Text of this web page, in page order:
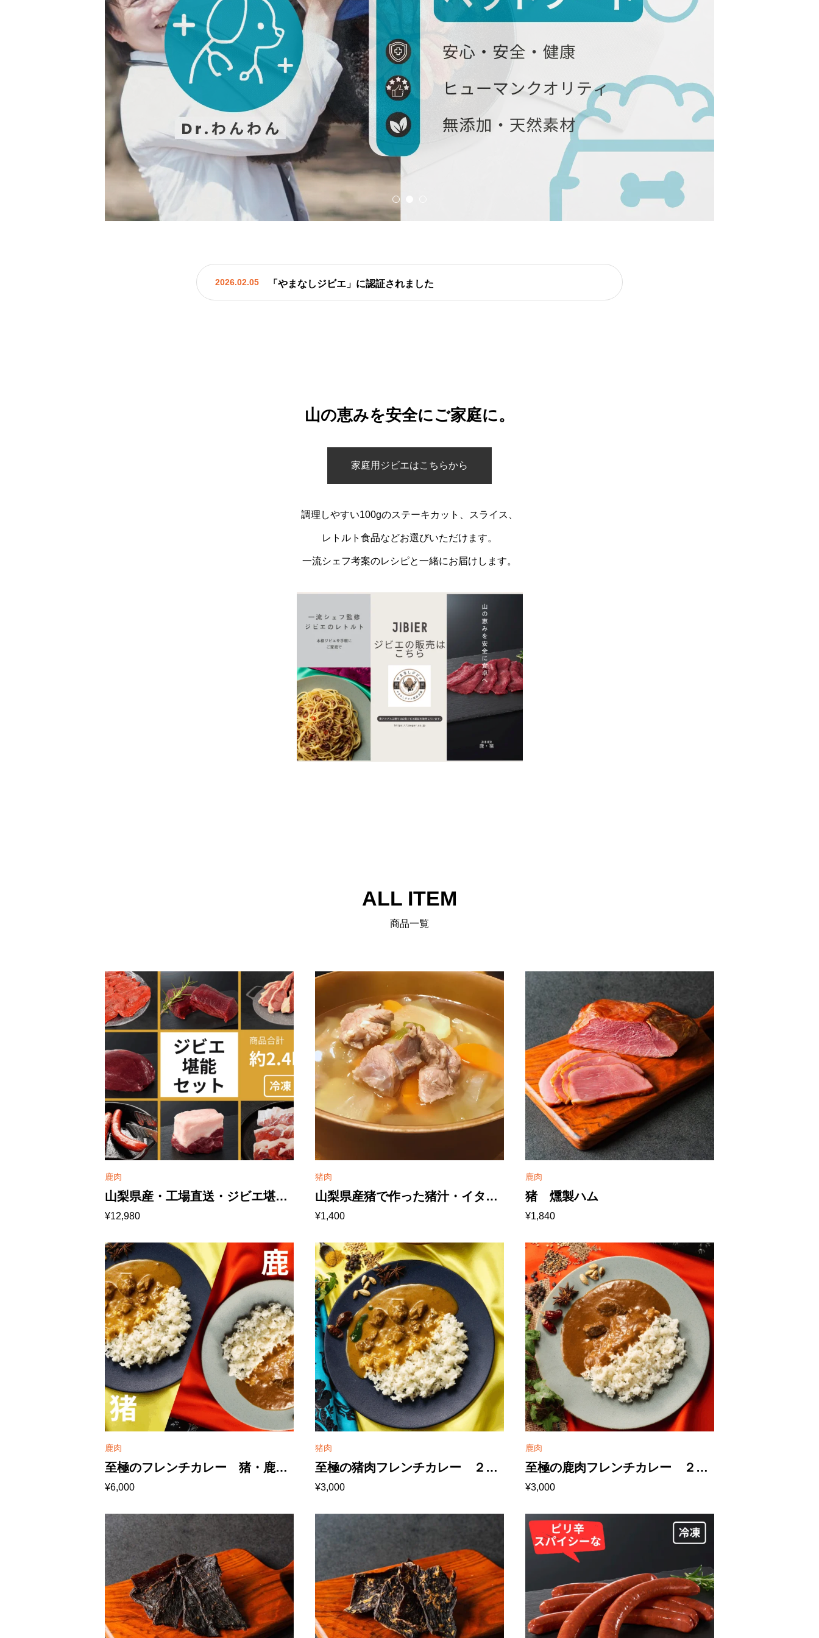
2026.02.05 「やまなしジビエ」に認証されました
山の恵みを安全にご家庭に。
家庭用ジビエはこちらから
調理しやすい100gのステーキカット、スライス、
レトルト食品などお選びいただけます。
一流シェフ考案のレシピと一緒にお届けします。
ALL ITEM
商品一覧
鹿肉
山梨県産・工場直送・ジビエ堪
能・大満足セット （鹿・猪）
【冷凍便】
¥12,980
猪肉
山梨県産猪で作った猪汁・イタリ
アンシェフ監修 2人前 600ｇ
【冷凍便】
¥1,400
鹿肉
猪 燻製ハム
¥1,840
鹿肉
至極のフレンチカレー 猪・鹿セ
ット（レトルト、各２食）山梨県
産ジビエ【常温便】
¥6,000
猪肉
至極の猪肉フレンチカレー ２食
セット（レトルト）山梨県産ジビ
エ【常温便】
¥3,000
鹿肉
至極の鹿肉フレンチカレー ２食
セット（レトルト）山梨県産ジビ
エ【常温便】
¥3,000